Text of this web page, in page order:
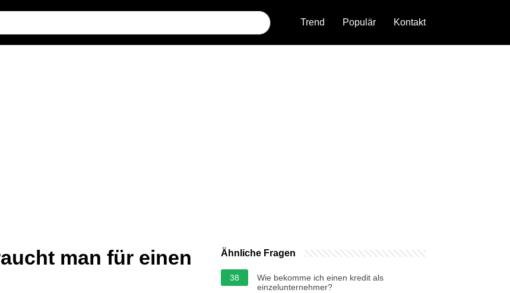
Trend Populär Kontakt
man für einen
Ähnliche Fragen
38
Wie bekomme ich einen kredit als
einzelunternehmer?